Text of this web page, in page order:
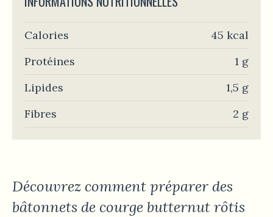
Calories
45 kcal
Protéines
1 g
Lipides
1,5 g
Fibres
2 g
Découvrez comment préparer des
bâtonnets de courge butternut rôtis